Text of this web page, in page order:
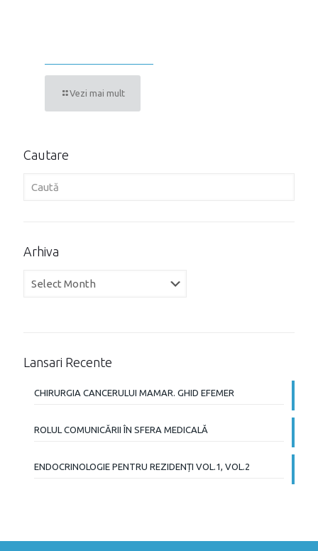
Vezi mai mult
Cautare
Arhiva
Arhiva
Lansari Recente
CHIRURGIA CANCERULUI MAMAR. GHID EFEMER
ROLUL COMUNICĂRII ÎN SFERA MEDICALĂ
ENDOCRINOLOGIE PENTRU REZIDENȚI VOL.1, VOL.2